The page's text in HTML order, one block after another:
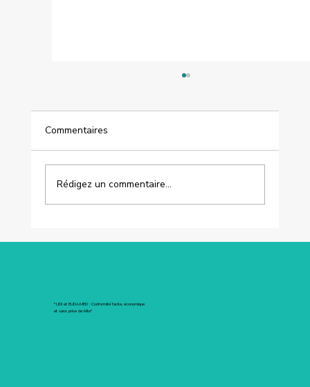
Commentaires
Rédigez un commentaire...
"UDI et EUDAMED : Conformité facile, économique
et sans prise de tête"